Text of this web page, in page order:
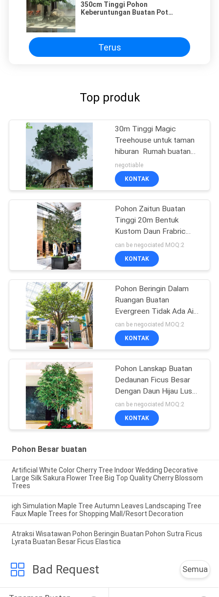
350cm Tinggi Pohon
Keberuntungan Buatan Pot
Terus
Top produk
30m Tinggi Magic
Treehouse untuk taman
hiburan ️ Rumah buatan
Pohon kehidupan Desain
untuk decoartion
negotiable
KONTAK
Pohon Zaitun Buatan
Tinggi 20m Bentuk
Kustom Daun Frabric
Tampak Alami
can be negociated MOQ:2
KONTAK
Pohon Beringin Dalam
Ruangan Buatan
Evergreen Tidak Ada Air
Pohon Imitasi Tidak Ada
Tanaman Hama
can be negociated MOQ:2
KONTAK
Pohon Lanskap Buatan
Dedaunan Ficus Besar
Dengan Daun Hijau Lusuh
Tanpa Sinar Matahari
can be negociated MOQ:2
KONTAK
Pohon Besar buatan
Artificial White Color Cherry Tree Indoor Wedding Decorative
Large Silk Sakura Flower Tree Big Top Quality Cherry Blossom
Trees
igh Simulation Maple Tree Autumn Leaves Landscaping Tree
Faux Maple Trees for Shopping Mall/Resort Decoration
Atraksi Wisatawan Pohon Beringin Buatan Pohon Sutra Ficus
Lyrata Buatan Besar Ficus Elastica
Bad Request Semua